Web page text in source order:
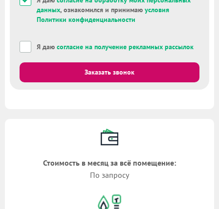
данных, ознакомился и принимаю условия
Политики конфиденциальности
Я даю согласие на получение рекламных рассылок
Заказать звонок
Стоимость в месяц за всё помещение:
По запросу